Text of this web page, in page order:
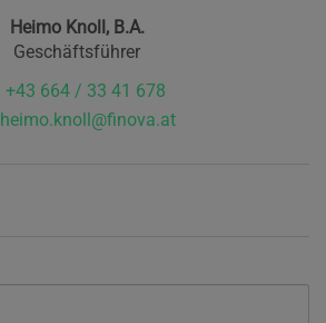
Heimo Knoll, B.A.
Geschäftsführer
+43 664 / 33 41 678
heimo.knoll@finova.at